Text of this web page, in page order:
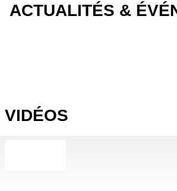
ACTUALITÉS &
VIDÉOS